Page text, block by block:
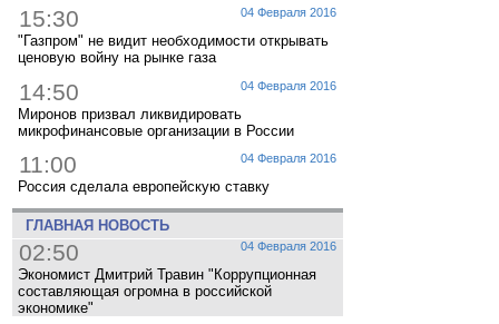
04 Февраля 2016
15:30
"Газпром" не видит необходимости открывать
ценовую войну на рынке газа
04 Февраля 2016
14:50
Миронов призвал ликвидировать
микрофинансовые организации в России
04 Февраля 2016
11:00
Россия сделала европейскую ставку
ГЛАВНАЯ НОВОСТЬ
04 Февраля 2016
02:50
Экономист Дмитрий Травин "Коррупционная
составляющая огромна в российской
экономике"